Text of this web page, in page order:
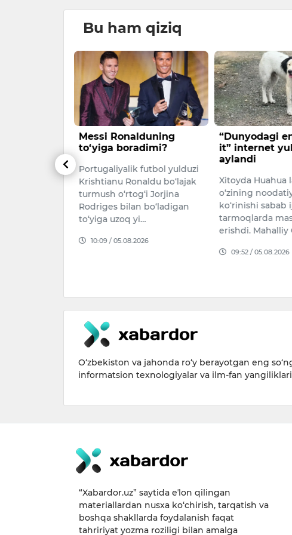
Bu ham qiziq
yulduzi
“Dunyodagi eng xunuk
it” internet yulduziga
Xitoyda Huahua laqabli it
o‘zining noodatiy tashqi
ko‘rinishi sabab ijtimoiy
tarmoqlarda mashhurlikka
Bugun, 7-
qanday ob-
kuzatiladi?
7 AVGUSTGA
PROGNOZI6
dan 7 avgust
16:51 / 06.08.2026
O‘zbekiston va jahonda ro‘y berayotgan eng
informatsion texnologiyalar va ilm-fan
“Xabardor.uz” saytida eʼlon qilingan
materiallardan nusxa ko‘chirish, tarqatish va
boshqa shakllarda foydalanish faqat
tahririyat yozma roziligi bilan amalga